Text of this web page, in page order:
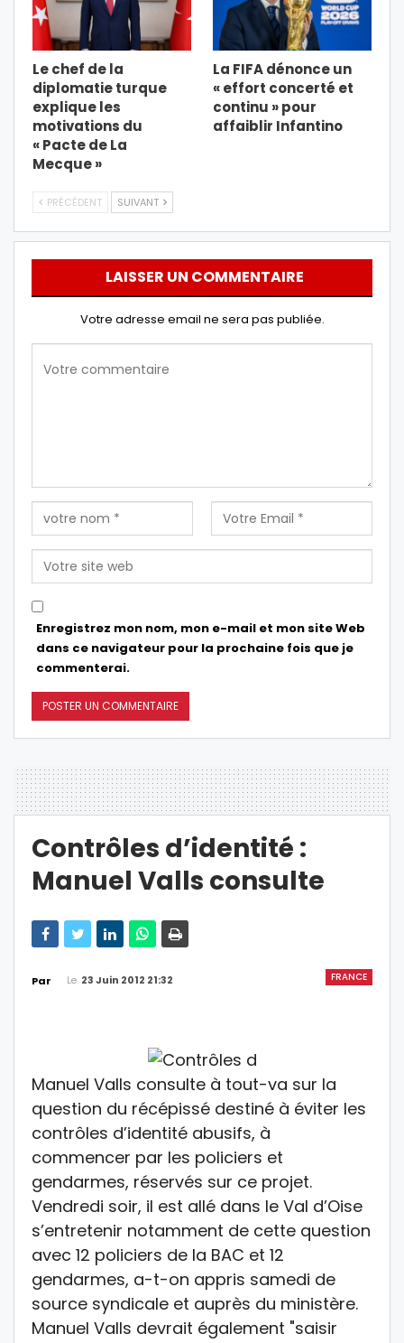
Le chef de la
diplomatie turque
explique les
motivations du
« Pacte de La
Mecque »
La FIFA dénonce un
« effort concerté et
continu » pour
affaiblir Infantino
PRÉCÉDENT SUIVANT
LAISSER UN COMMENTAIRE
Votre adresse email ne sera pas publiée.
Enregistrez mon nom, mon e-mail et mon site Web
dans ce navigateur pour la prochaine fois que je
commenterai.
Contrôles d’identité :
Manuel Valls consulte
FRANCE
Par Le 23 Juin 2012 21:32
Manuel Valls consulte à tout-va sur la
question du récépissé destiné à éviter les
contrôles d’identité abusifs, à
commencer par les policiers et
gendarmes, réservés sur ce projet.
Vendredi soir, il est allé dans le Val d’Oise
s’entretenir notamment de cette question
avec 12 policiers de la BAC et 12
gendarmes, a-t-on appris samedi de
source syndicale et auprès du ministère.
Manuel Valls devrait également "saisir